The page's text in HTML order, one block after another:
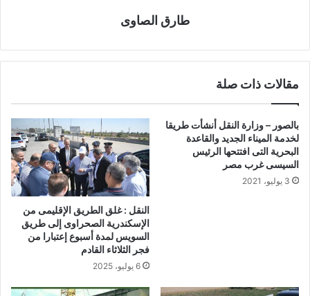
طارق الصاوى
مقالات ذات صلة
بالصور – وزارة النقل أنشأت طريقا
لخدمة الميناء الجديد والقاعدة
البحرية التى افتتحها الرئيس
السيسى غرب مصر
3 يوليو، 2021
النقل : غلق الطريق الإقليمى من
الإسكندرية الصحراوى إلى طريق
السويس لمدة أسبوع إعتبارا من
فجر الثلاثاء القادم
6 يوليو، 2025